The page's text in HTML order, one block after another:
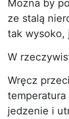
Można by
ze stalą
tak wysoko,
W
Wręcz
jedzenie i